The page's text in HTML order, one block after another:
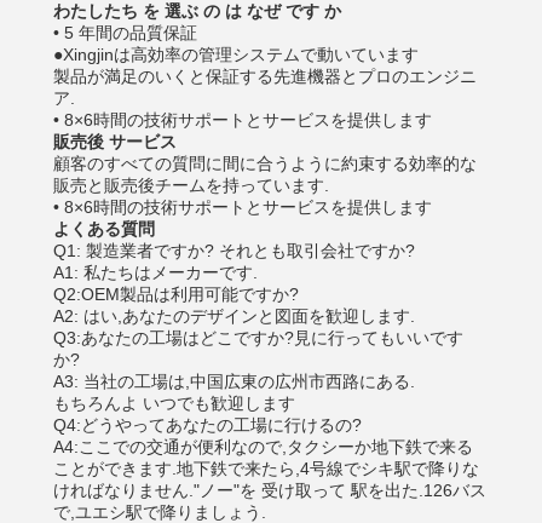
わたしたち を 選ぶ の は なぜ です か
• 5 年間の品質保証
●Xingjinは高効率の管理システムで動いています
製品が満足のいくと保証する先進機器とプロのエンジニ
ア.
• 8×6時間の技術サポートとサービスを提供します
販売後 サービス
顧客のすべての質問に間に合うように約束する効率的な
販売と販売後チームを持っています.
• 8×6時間の技術サポートとサービスを提供します
よくある質問
Q1: 製造業者ですか? それとも取引会社ですか?
A1: 私たちはメーカーです.
Q2:OEM製品は利用可能ですか?
A2: はい,あなたのデザインと図面を歓迎します.
Q3:あなたの工場はどこですか?見に行ってもいいです
か?
A3: 当社の工場は,中国広東の広州市西路にある.
もちろんよ いつでも歓迎します
Q4:どうやってあなたの工場に行けるの?
A4:ここでの交通が便利なので,タクシーか地下鉄で来る
ことができます.地下鉄で来たら,4号線でシキ駅で降りな
ければなりません."ノー"を 受け取って 駅を出た.126バス
で,ユエシ駅で降りましょう.